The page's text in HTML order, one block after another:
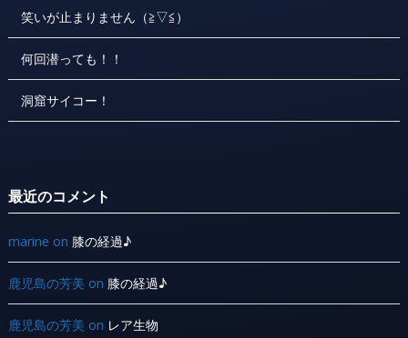
笑いが止まりません（≧▽≦）
何回潜っても！！
洞窟サイコー！
最近のコメント
marine on 膝の経過♪
鹿児島の芳美 on 膝の経過♪
鹿児島の芳美 on レア生物